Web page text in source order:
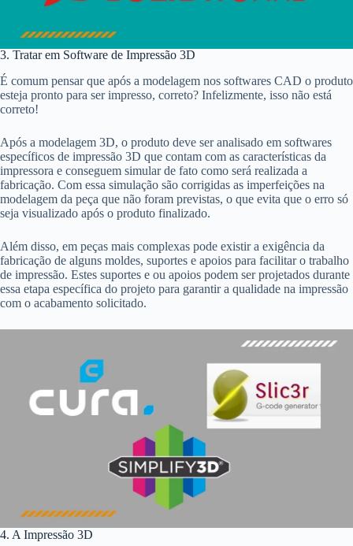
3. Tratar em Software de Impressão 3D
É comum pensar que após a modelagem nos softwares CAD o produto
esteja pronto para ser impresso, correto? Infelizmente, isso não está
correto!
Após a modelagem 3D, o produto deve ser analisado em softwares
específicos de impressão 3D que contam com as características da
impressora e conseguem simular de fato como será realizada a
fabricação. Com essa simulação são corrigidas as imperfeições na
modelagem da peça que não foram previstas, o que evita que o erro só
seja visualizado após o produto finalizado.
Além disso, em peças mais complexas pode existir a exigência da
fabricação de alguns moldes, suportes e apoios para facilitar o trabalho
de impressão. Estes suportes e ou apoios podem ser projetados durante
essa etapa específica do projeto para garantir a qualidade na impressão
com o acabamento solicitado.
4. A Impressão 3D